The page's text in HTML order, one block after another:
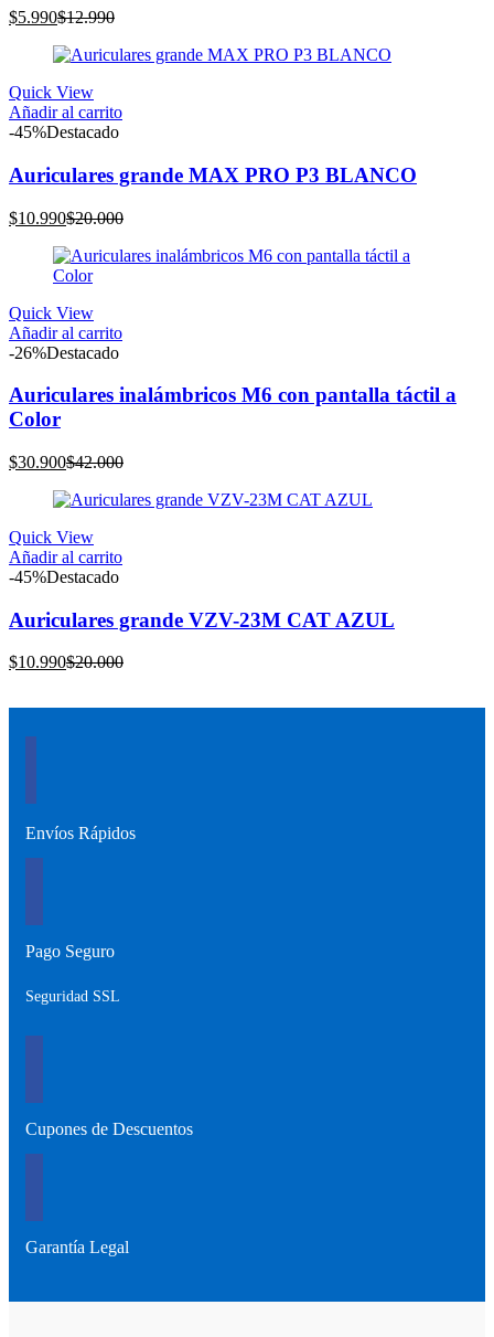
$5.990El
actual
$5.990.
$12.990El
original
Quick View
Añadir al carrito
-45%Destacado
Auriculares grande MAX PRO P3 BLANCO
$10.990El
actual
es:
$20.000El
original
Quick View
Añadir al carrito
-26%Destacado
Auriculares inalámbricos M6 con pantalla táctil a
Color
$30.900El
actual
$30.900.
$42.000El
original
Quick View
Añadir al carrito
-45%Destacado
Auriculares grande VZV-23M CAT AZUL
$10.990El
$20.000El
Envíos Rápidos
Pago Seguro
Seguridad SSL
Cupones de Descuentos
Garantía Legal